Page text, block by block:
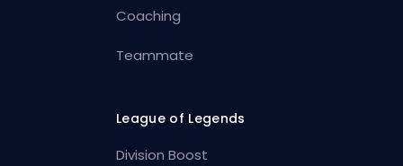
Coaching
Teammate
League of Legends
Division Boost